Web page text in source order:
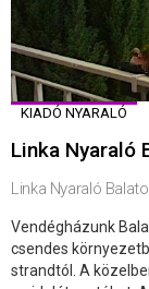
KIADÓ NYARALÓ
Linka Nyaraló
Linka Nyaraló
Vendégházunk
csendes
strandtól. A